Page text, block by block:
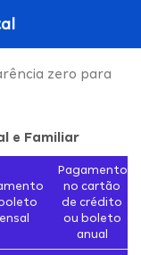
zero para
e Familiar
Pagamento
no cartão
de crédito
ou boleto
anual